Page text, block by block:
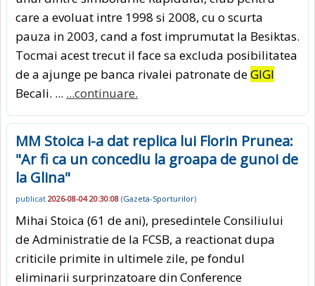
care a evoluat intre 1998 si 2008, cu o scurta
pauza in 2003, cand a fost imprumutat la Besiktas.
Tocmai acest trecut il face sa excluda posibilitatea
de a ajunge pe banca rivalei patronate deGIGI
Becali. ... ...continuare.
MM Stoica i-a dat replica lui Florin Prunea:
"Ar fi ca un concediu la groapa de gunoi de
la Glina"
publicat 2026-08-04 20:30:08 (Gazeta-Sporturilor)
Mihai Stoica (61 de ani), presedintele Consiliului
de Administratie de la FCSB, a reactionat dupa
criticile primite in ultimele zile, pe fondul
eliminarii surprinzatoare din Conference